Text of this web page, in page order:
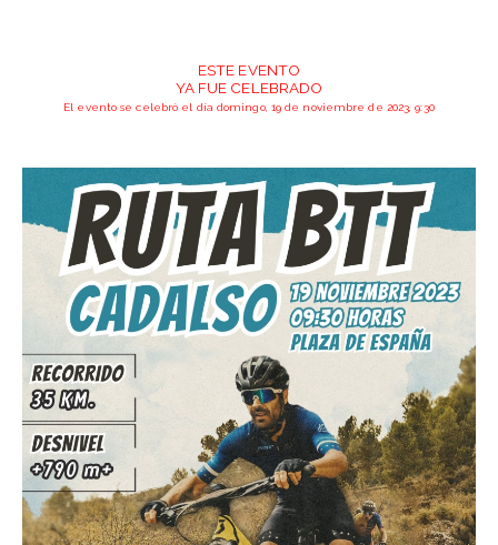
ESTE EVENTO
YA FUE CELEBRADO
El evento se celebró el día domingo, 19 de noviembre de 2023, 9:30